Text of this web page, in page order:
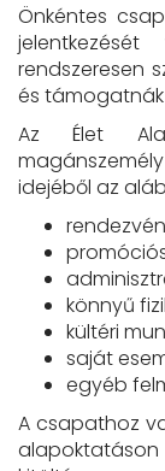
Önkéntes
rendszeresen
és
Az Élet
idejéből az
könnyű
kültéri
saját
egyéb
A csapathoz
alapoktatáson